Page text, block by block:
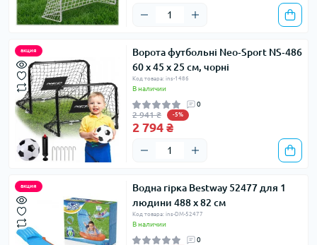
акция
Ворота футбольні Neo‑Sport NS‑486
60 х 45 х 25 см, чорні
Код товара: ins-1486
В наличии
0
2 941 ₴ -5%
2 794 ₴
акция
Водна гірка Bestway 52477 для 1
людини 488 х 82 см
Код товара: ins-DM-52477
В наличии
0